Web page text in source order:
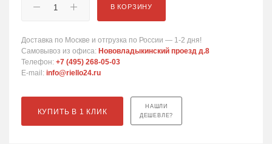
В КОРЗИНУ
Доставка по Москве и отгрузка по России — 1-2 дня!
Самовывоз из офиса: Нововладыкинский проезд д.8
Телефон: +7 (495) 268-05-03
E-mail: info@riello24.ru
КУПИТЬ В 1 КЛИК
НАШЛИ
ДЕШЕВЛЕ?